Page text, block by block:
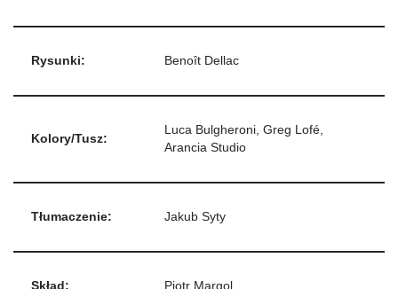
Rysunki: Benoît Dellac
Kolory/Tusz:
Luca Bulgheroni, Greg Lofé,
Arancia Studio
Tłumaczenie: Jakub Syty
Skład: Piotr Margol